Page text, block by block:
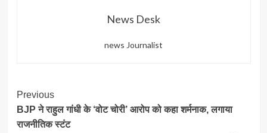
News Desk
news Journalist
Post
Navigation
Previous
BJP ने राहुल गांधी के ‘वोट चोरी’ आरोप को कहा शर्मनाक, लगाया
राजनीतिक स्टंट